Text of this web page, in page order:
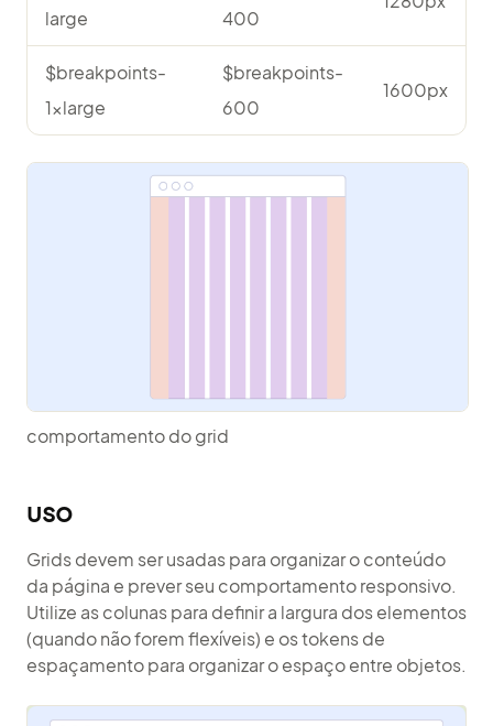
large 400
$breakpoints-
1xlarge
$breakpoints-
600
1600px
comportamento do grid
uso
Grids devem ser usadas para organizar o conteúdo
da página e prever seu comportamento responsivo.
Utilize as colunas para definir a largura dos elementos
(quando não forem flexíveis) e os tokens de
espaçamento para organizar o espaço entre objetos.